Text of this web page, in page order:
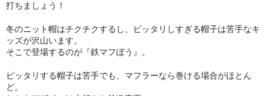
打ちましょう！
冬のニット帽はチクチクするし、ピッタリしすぎる帽子は苦手なキ
ッズが沢山います。
そこで登場するのが『鉄マフぼう』。
ピッタリする帽子は苦手でも、マフラーなら巻ける場合がほとん
ど。